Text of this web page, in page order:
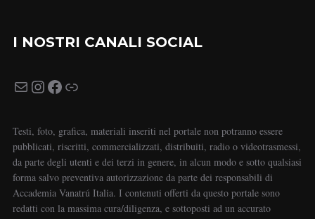
I NOSTRI CANALI SOCIAL
Testi, foto, grafica, materiali inseriti nel portale non potranno essere
pubblicati, riscritti, commercializzati, distribuiti, radio o videotrasmessi,
da parte degli utenti e dei terzi in genere, in alcun modo e sotto qualsiasi
forma salvo preventiva autorizzazione da parte dei responsabili di
Accademia Vanatrú Italia. I contenuti offerti da questo portale sono
redatti con la massima cura/diligenza, e sottoposti ad un accurato